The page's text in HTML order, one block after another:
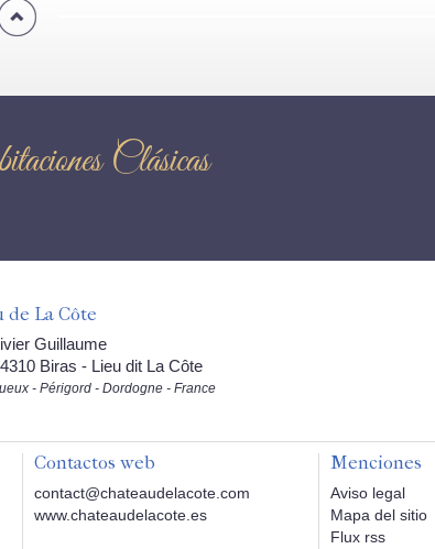
Clásicas
de La Côte
Guillaume
Biras - Lieu dit La Côte
- Périgord - Dordogne - France
Contactos web
contact@chateaudelacote.com
www.chateaudelacote.es
Menciones
Aviso legal
Mapa del sitio
Flux rss